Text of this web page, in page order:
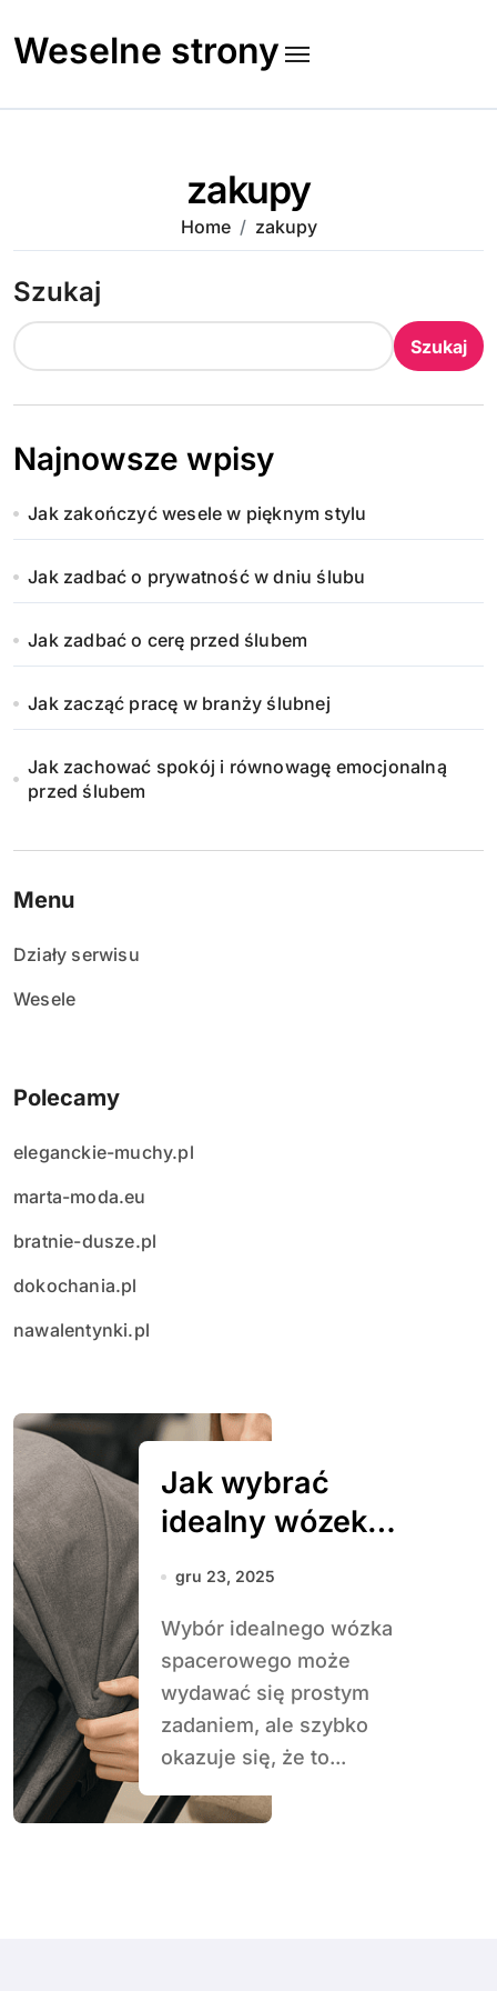
to
content
Weselne strony
zakupy
Home zakupy
Szukaj
Szukaj
Najnowsze wpisy
Jak zakończyć wesele w pięknym stylu
Jak zadbać o prywatność w dniu ślubu
Jak zadbać o cerę przed ślubem
Jak zacząć pracę w branży ślubnej
Jak zachować spokój i równowagę emocjonalną
przed ślubem
Menu
Działy serwisu
Wesele
Polecamy
eleganckie-muchy.pl
marta-moda.eu
bratnie-dusze.pl
dokochania.pl
nawalentynki.pl
Jak wybrać
idealny wózek
spacerowy
gru 23, 2025
Wybór idealnego wózka
spacerowego może
wydawać się prostym
zadaniem, ale szybko
okazuje się, że to...